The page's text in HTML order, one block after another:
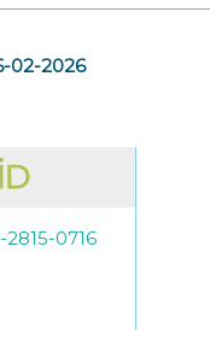
02-2026
0716